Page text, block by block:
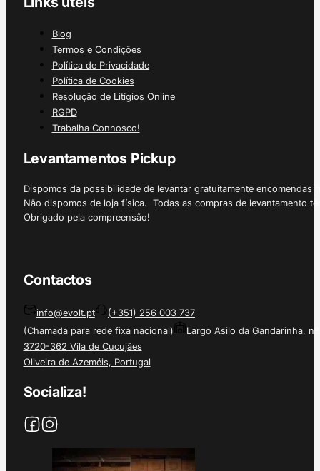
Blog
Termos e Condições
Política de Privacidade
Política de Cookies
Resolução de Litígios Online
RGPD
Trabalha Connosco!
Levantamentos Pickup
Dispomos da possibilidade de levantar gratuitamente
Não dispomos de loja física. Todas as compras de levantamento
Obrigado pela compreensão!
Contactos
info@evolt.pt
(+351) 256 003 737
(Chamada para rede fixa nacional)
Largo Asilo da Gandarinha, nº
3720-362 Vila de Cucujães
Oliveira de Azeméis, Portugal
Socializa!